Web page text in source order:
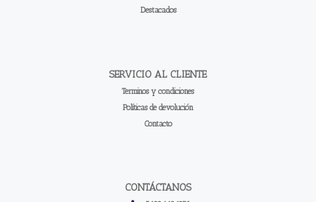
Destacados
SERVICIO AL CLIENTE
Terminos y condiciones
Políticas de devolución
Contacto
CONTÁCTANOS